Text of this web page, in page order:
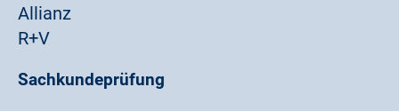
Allianz
R+V
Sachkundeprüfung